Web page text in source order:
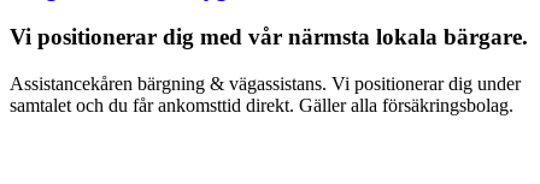
Vi positionerar dig med vår närmsta lokala bärgare.
Assistancekåren bärgning & vägassistans. Vi positionerar dig under
samtalet och du får ankomsttid direkt. Gäller alla försäkringsbolag.